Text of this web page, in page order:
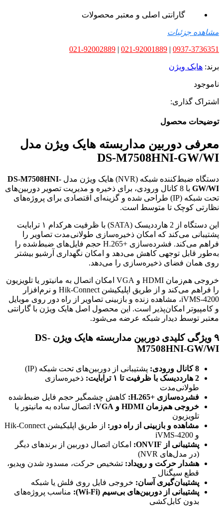
گارانتی اصلی و معتبر محصولات
مشاهده جزئیات
0937-3736351
|
021-92001889
|
021-92002889
برند: هایک ویژن
ناموجود
اشتراک گذاری:
توضیحات محصول
معرفی دوربین مداربسته هایک ویژن مدل
DS-M7508HNI-GW/WI
دستگاه ضبط‌کننده شبکه (NVR) هایک ویژن مدل
DS-M7508HNI-
GW/WI
با 8 کانال ورودی، برای ذخیره و مدیریت تصویر دوربین‌های
تحت شبکه (IP) طراحی شده و گزینه‌ای اقتصادی برای پروژه‌های
نظارتی کوچک تا متوسط است.
این دستگاه از 2 هارددیسک (SATA) با ظرفیت هرکدام ۱ ترابایت
پشتیبانی می‌کند که امکان ذخیره‌سازی طولانی‌مدت تصاویر را
فراهم می‌کند. فشرده‌سازی H.265+‎ حجم فایل‌های ضبط‌شده را
به‌طور قابل توجهی کاهش می‌دهد و امکان نگهداری آرشیو بیشتر
روی همان فضای ذخیره‌سازی را می‌دهد.
خروجی هم‌زمان HDMI و VGA امکان اتصال به مانیتور یا تلویزیون
را فراهم می‌کند و از طریق اپلیکیشن Hik-Connect و نرم‌افزار
iVMS-4200، مشاهده زنده و بازبینی تصاویر از راه دور روی موبایل
و کامپیوتر امکان‌پذیر است. این محصول اصل هایک ویژن با گارانتی
معتبر توسط دیدار شبکه عرضه می‌شود.
۹ ویژگی کلیدی دوربین مداربسته هایک ویژن DS-
M7508HNI-GW/WI
8 کانال ورودی:
پشتیبانی از دوربین‌های تحت شبکه (IP)
2 هارددیسک با ظرفیت تا ۱ ترابایت:
ذخیره‌سازی
طولانی‌مدت
فشرده‌سازی H.265+‎:
کاهش چشمگیر حجم فایل ضبط‌شده
خروجی هم‌زمان HDMI و VGA:
اتصال ساده به مانیتور یا
تلویزیون
مشاهده و بازبینی از راه دور:
از طریق اپلیکیشن Hik-Connect
و iVMS-4200
پشتیبانی از ONVIF:
امکان اتصال دوربین از برندهای دیگر
(در مدل‌های NVR)
هشدار حرکت و رویداد: تشخیص حرکت، مسدود شدن ویدیو،
قطع سیگنال
پشتیبان‌گیری آسان: خروجی فایل روی فلش یا شبکه
پشتیبانی از دوربین‌های بی‌سیم (Wi-Fi):
مناسب پروژه‌های
بدون کابل‌کشی